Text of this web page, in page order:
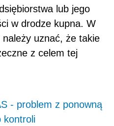
lub jego
w drodze kupna. W
uznać, że takie
z celem tej
- problem z ponowną
kontroli